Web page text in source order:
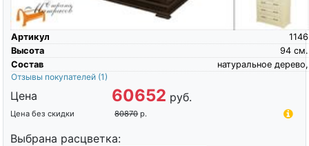
Артикул
1146
Высота
см.
94
Состав
натуральное дерево,
Отзывы покупателей (1)
Цена 60652 руб.
Цена без скидки 80870 р.
Выбрана расцветка: